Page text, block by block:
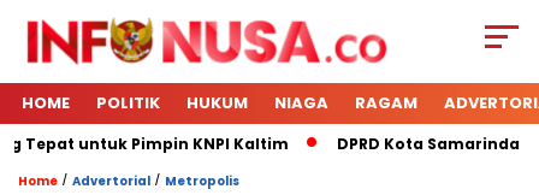
HOME POLITIK HUKUM NIAGA RAGAM
Tepat untuk Pimpin KNPI Kaltim DPRD Kota Samarinda
Home / Advertorial / Metropolis